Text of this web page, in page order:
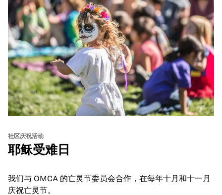
社区庆祝活动
耶稣受难日
我们与 OMCA 的亡灵节委员会合作，在每年十月和十一月
庆祝亡灵节。